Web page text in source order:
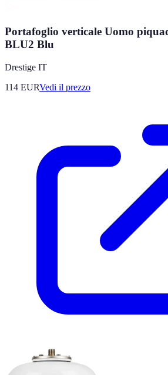
Portafoglio verticale Uomo
BLU2 Blu
Drestige IT
114 EURVedi il prezzo